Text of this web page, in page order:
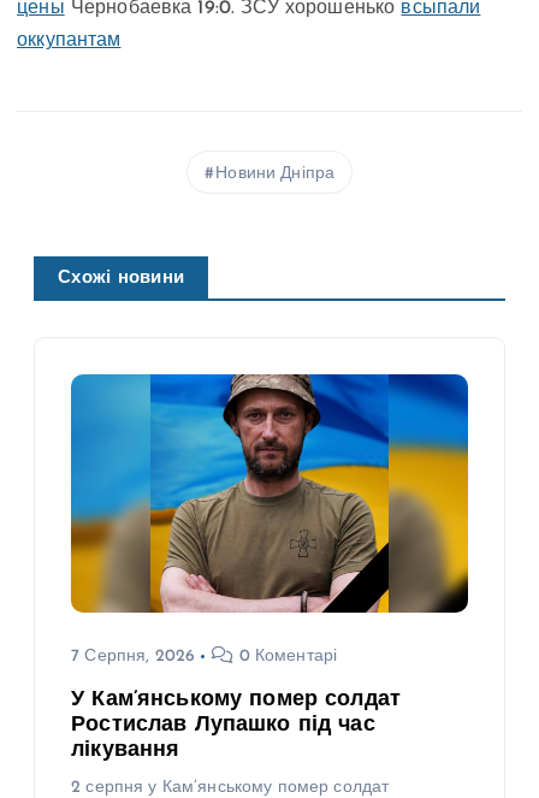
цены Чернобаевка 19:0. ЗСУ хорошенько всыпали
оккупантам
Новини Дніпра
Схожі новини
7 Серпня, 2026 0 Коментарі
У Кам’янському помер солдат
Ростислав Лупашко під час
лікування
2 серпня у Кам’янському помер солдат